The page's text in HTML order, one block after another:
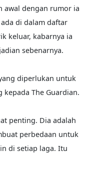
awal dengan rumor ia
di dalam daftar
keluar, kabarnya ia
sebenarnya.
diperlukan untuk
The Guardian.
penting. Dia adalah
perbedaan untuk
di setiap laga. Itu